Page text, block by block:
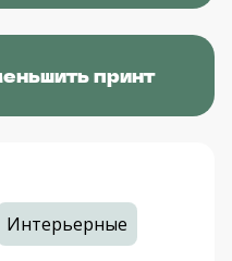
принт
Интерьерные